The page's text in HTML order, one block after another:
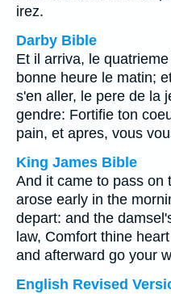
irez.
Darby Bible
Et il arriva, le
bonne heure le matin;
s'en aller, le pere de la
gendre: Fortifie ton
pain, et apres, vous
King James Bible
And it came to pass on
arose early in the
depart: and the
law, Comfort thine
and afterward go your
English Revised